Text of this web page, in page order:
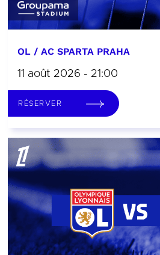
OL / AC SPARTA PRAHA
11 août 2026 - 21:00
RÉSERVER